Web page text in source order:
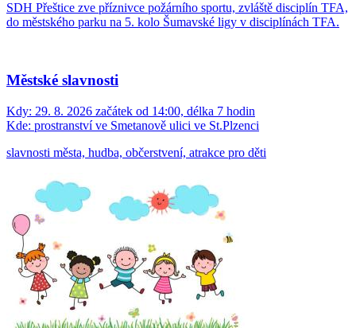
SDH Přeštice zve příznivce požárního sportu, zvláště disciplín TFA,
do městského parku na 5. kolo Šumavské ligy v disciplínách TFA.
Městské slavnosti
Kdy: 29. 8. 2026 začátek od 14:00, délka 7 hodin
Kde: prostranství ve Smetanově ulici ve St.Plzenci
slavnosti města, hudba, občerstvení, atrakce pro děti